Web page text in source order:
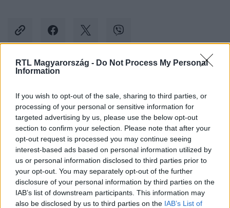
RTL Magyarország - Do Not Process My Personal
Information
If you wish to opt-out of the sale, sharing to third parties, or
processing of your personal or sensitive information for
targeted advertising by us, please use the below opt-out
section to confirm your selection. Please note that after your
opt-out request is processed you may continue seeing
interest-based ads based on personal information utilized by
us or personal information disclosed to third parties prior to
your opt-out. You may separately opt-out of the further
disclosure of your personal information by third parties on the
IAB’s list of downstream participants. This information may
also be disclosed by us to third parties on the IAB’s List of
Követem
#A KONYHAFŐNÖK VIP # FÖRDŐS ZÉ
#WOSSALA ROZINA #SÁRKÖZI ÁKOS #GASZTRO